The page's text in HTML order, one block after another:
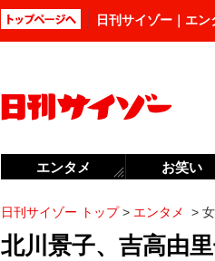
日刊サイゾー｜エ
日刊サイゾー トップ> エンタメ >
北川景子、吉高由
エンタメ お笑い